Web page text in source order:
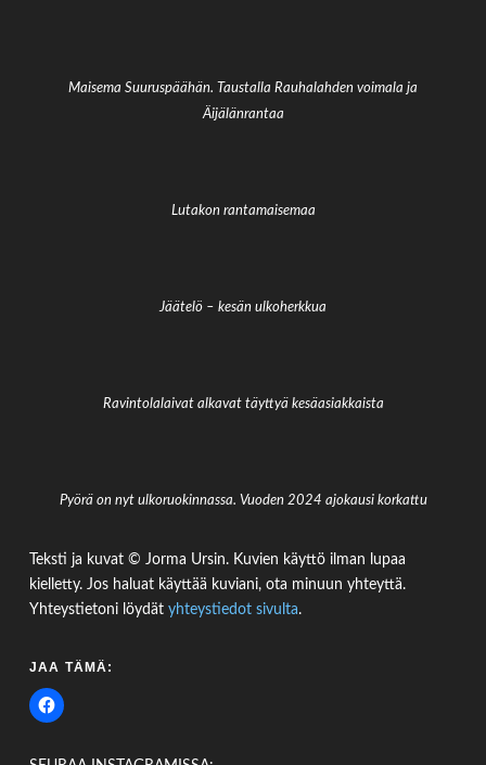
Maisema Suuruspäähän. Taustalla Rauhalahden voimala ja
Äijälänrantaa
Lutakon rantamaisemaa
Jäätelö – kesän ulkoherkkua
Ravintolalaivat alkavat täyttyä kesäasiakkaista
Pyörä on nyt ulkoruokinnassa. Vuoden 2024 ajokausi korkattu
Teksti ja kuvat © Jorma Ursin. Kuvien käyttö ilman lupaa
kielletty. Jos haluat käyttää kuviani, ota minuun yhteyttä.
Yhteystietoni löydät yhteystiedot sivulta.
JAA TÄMÄ: